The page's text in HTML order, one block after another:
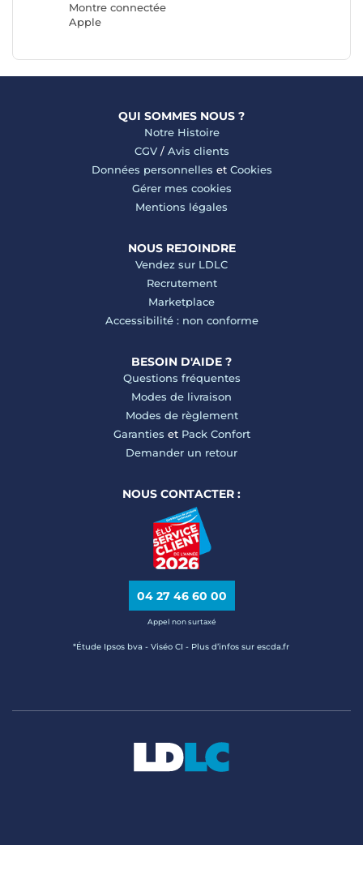
Montre connectée
Apple
QUI SOMMES NOUS ?
Notre Histoire
CGV/ Avis clients
Données personnelles et Cookies
Gérer mes cookies
Mentions légales
NOUS REJOINDRE
Vendez sur LDLC
Recrutement
Marketplace
Accessibilité : non conforme
BESOIN D'AIDE ?
Questions fréquentes
Modes de livraison
Modes de règlement
Garanties et Pack Confort
Demander un retour
NOUS CONTACTER :
04 27 46 60 00
Appel non surtaxé
*Étude Ipsos bva - Viséo CI - Plus d’infos sur escda.fr